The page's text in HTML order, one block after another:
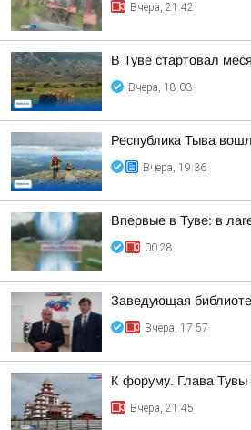
Вчера, 21:42
В Туве стартовал
Вчера, 18:03
Республика Тыва
Вчера, 19:36
Впервые в Туве: в
00:28
Заведующая
Вчера, 17:57
К форуму. Глава
Вчера, 21:45